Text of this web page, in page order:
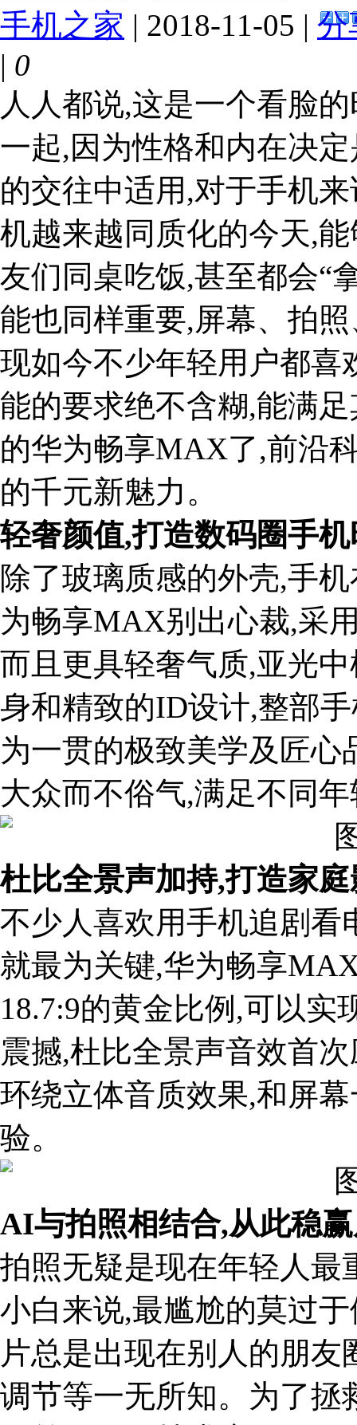
手机之家 | 2018-11-05 | 分
| 0
人人都说,这是一个看脸
一起,因为性格和内在决
的交往中适用,对于手机
机越来越同质化的今天,
友们同桌吃饭,甚至都会“
能也同样重要,屏幕、拍
现如今不少年轻用户都喜
能的要求绝不含糊,能满
的华为畅享MAX了,前沿
的千元新魅力。
轻奢颜值,打造数码圈手
除了玻璃质感的外壳,手
为畅享MAX别出心裁,采
而且更具轻奢气质,亚光
身和精致的ID设计,整部
为一贯的极致美学及匠
大众而不俗气,满足不同
杜比全景声加持,打造家庭
不少人喜欢用手机追剧看
就最为关键,华为畅享
18.7:9的黄金比例,可以实
震撼,杜比全景声音效首
环绕立体音质效果,和屏
验。
AI与拍照相结合,从此稳
拍照无疑是现在年轻人最
小白来说,最尴尬的莫过
片总是出现在别人的朋
调节等一无所知。为了拯